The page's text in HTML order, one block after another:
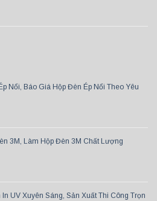
Nổi, Báo Giá Hộp Đèn Ép Nổi Theo Yêu
3M, Làm Hộp Đèn 3M Chất Lượng
In UV Xuyên Sáng, Sản Xuất Thi Công Trọn